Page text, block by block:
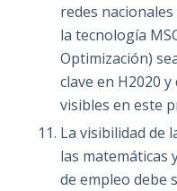
redes
la tecnología
Optimización)
clave en H2020
visibles en este
La visibilidad de
las matemáticas
de empleo debe